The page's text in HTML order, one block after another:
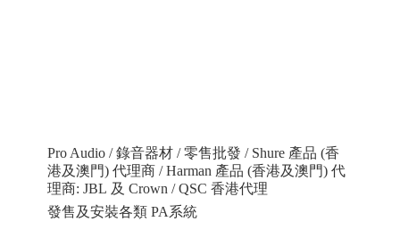
Pro Audio / 錄音器材 / 零售批發 / Shure 產品 (香
港及澳門) 代理商 / Harman 產品 (香港及澳門) 代
理商: JBL 及 Crown / QSC 香港代理
發售及安裝各類 PA系統